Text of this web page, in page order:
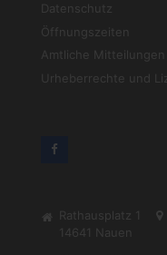
Datenschutz
Öffnungszeiten
Amtliche Mitteilungen
Urheberrechte und
Rathausplatz 1
14641
Nauen